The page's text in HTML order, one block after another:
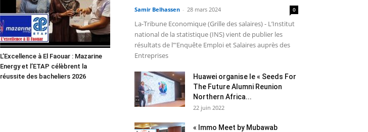
L’Excellence à El Faouar : Mazarine
Energy et l’ETAP célèbrent la
réussite des bacheliers 2026
Samir Belhassen - 28 mars 2024 0
La-Tribune Economique (Grille des salaires) - L’Institut
national de la statistique (INS) vient de publier les
résultats de l’"Enquête Emploi et Salaires auprès des
Entreprises
Huawei organise le « Seeds For
The Future Alumni Reunion
Northern Africa...
22 juin 2022
« Immo Meet by Mubawab